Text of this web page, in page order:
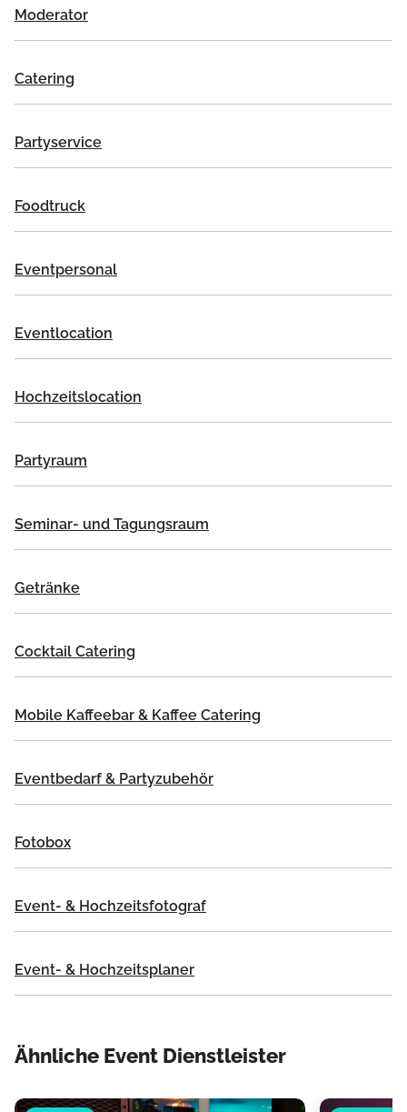
Moderator
Catering
Partyservice
Foodtruck
Eventpersonal
Eventlocation
Hochzeitslocation
Partyraum
Seminar- und Tagungsraum
Getränke
Cocktail Catering
Mobile Kaffeebar & Kaffee Catering
Eventbedarf & Partyzubehör
Fotobox
Event- & Hochzeitsfotograf
Event- & Hochzeitsplaner
Ähnliche Event Dienstleister